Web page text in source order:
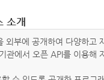
소개
외부에 공개하여 다양하
관에서 오픈 API를 이용해